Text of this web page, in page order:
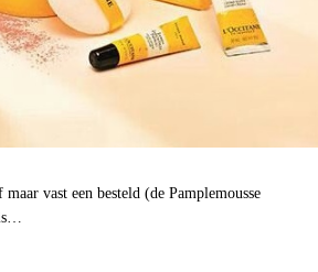
vast een besteld (de Pamplemousse
is…